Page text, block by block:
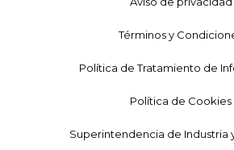
Términos y
Política de Tratamiento de
Política de Cookies
Superintendencia de Industria